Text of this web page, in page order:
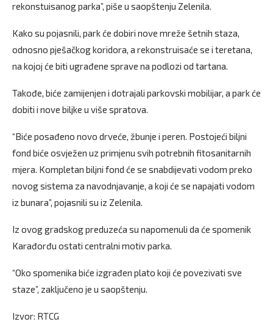
rekonstuisanog parka”, piše u saopštenju Zelenila.
Kako su pojasnili, park će dobiri nove mreže šetnih staza,
odnosno pješačkog koridora, a rekonstruisaće se i teretana,
na kojoj će biti ugrađene sprave na podlozi od tartana.
Takođe, biće zamijenjen i dotrajali parkovski mobilijar, a park će
dobiti i nove biljke u više spratova.
“Biće posađeno novo drveće, žbunje i peren. Postojeći biljni
fond biće osvježen uz primjenu svih potrebnih fitosanitarnih
mjera. Kompletan biljni fond će se snabdijevati vodom preko
novog sistema za navodnjavanje, a koji će se napajati vodom
iz bunara”, pojasnili su iz Zelenila.
Iz ovog gradskog preduzeća su napomenuli da će spomenik
Karađorđu ostati centralni motiv parka.
“Oko spomenika biće izgrađen plato koji će povezivati sve
staze”, zaključeno je u saopštenju.
Izvor: RTCG